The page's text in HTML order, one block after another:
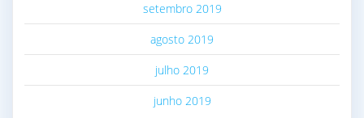
setembro 2019
agosto 2019
julho 2019
junho 2019